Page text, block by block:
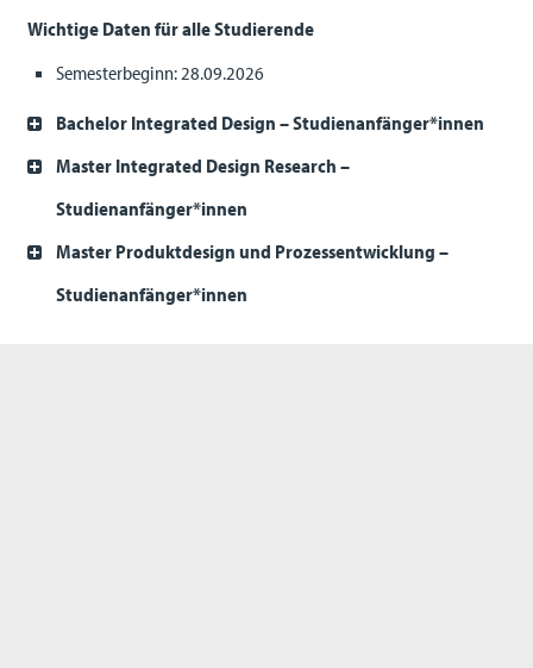
Wichtige Daten für alle Studierende
Semesterbeginn: 28.09.2026
Bachelor Integrated Design – Studienanfänger*innen
Master Integrated Design Research –
Studienanfänger*innen
Master Produktdesign und Prozessentwicklung –
Studienanfänger*innen